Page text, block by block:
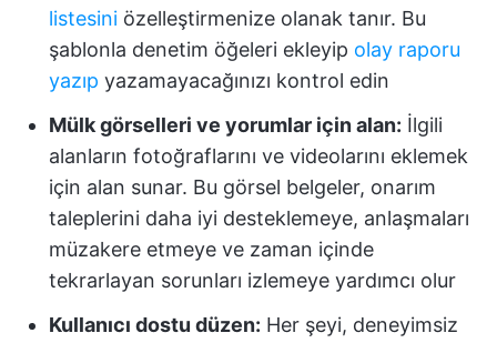
listesini özelleştirmenize olanak tanır. Bu
şablonla denetim öğeleri ekleyip olay raporu
yazıp yazamayacağınızı kontrol edin
Mülk görselleri ve yorumlar için alan: İlgili
alanların fotoğraflarını ve videolarını eklemek
için alan sunar. Bu görsel belgeler, onarım
taleplerini daha iyi desteklemeye, anlaşmaları
müzakere etmeye ve zaman içinde
tekrarlayan sorunları izlemeye yardımcı olur
Kullanıcı dostu düzen: Her şeyi, deneyimsiz